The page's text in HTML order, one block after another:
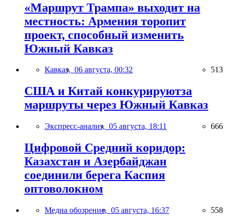
«Маршрут Трампа» выходит на
местность: Армения торопит
проект, способный изменить
Южный Кавказ
Кавказ, 06 августа, 00:32 513
США и Китай конкурируютза
маршруты через Южный Кавказ
Экспресс-анализ, 05 августа, 18:11 666
Цифровой Средний коридор:
Казахстан и Азербайджан
соединили берега Каспия
оптоволокном
Медиа обозрение, 05 августа, 16:37 558